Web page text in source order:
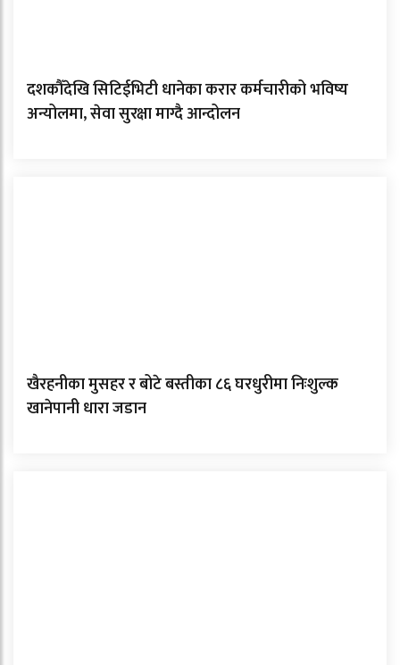
दशकौँदेखि सिटिईभिटी धानेका करार कर्मचारीको भविष्य
अन्योलमा, सेवा सुरक्षा माग्दै आन्दोलन
खैरहनीका मुसहर र बोटे बस्तीका ८६ घरधुरीमा निःशुल्क
खानेपानी धारा जडान